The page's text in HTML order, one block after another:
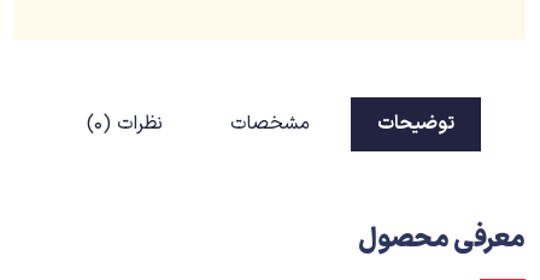
توضیحات مشخصات نظرات (0)
معرفی محصول